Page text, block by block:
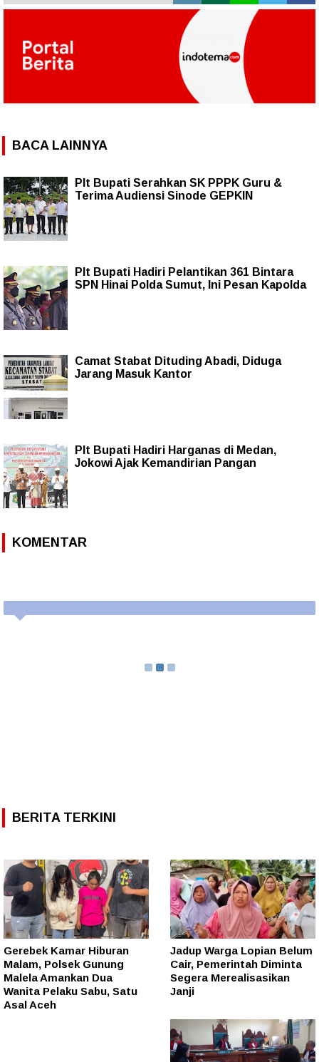
BACA LAINNYA
Plt Bupati Serahkan SK PPPK Guru &
Terima Audiensi Sinode GEPKIN
Plt Bupati Hadiri Pelantikan 361 Bintara
SPN Hinai Polda Sumut, Ini Pesan Kapolda
Camat Stabat Dituding Abadi, Diduga
Jarang Masuk Kantor
Plt Bupati Hadiri Harganas di Medan,
Jokowi Ajak Kemandirian Pangan
KOMENTAR
BERITA TERKINI
Gerebek Kamar Hiburan
Malam, Polsek Gunung
Malela Amankan Dua
Wanita Pelaku Sabu, Satu
Asal Aceh
Jadup Warga Lopian Belum
Cair, Pemerintah Diminta
Segera Merealisasikan
Janji